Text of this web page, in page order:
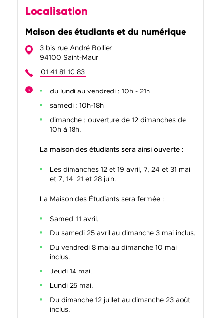
Localisation
Maison des étudiants et du numérique
3 bis rue André Bollier
94100 Saint-Maur
01 41 81 10 83
du lundi au vendredi : 10h - 21h
samedi : 10h-18h
dimanche : ouverture de 12 dimanches de
10h à 18h.
La maison des étudiants sera ainsi ouverte :
Les dimanches 12 et 19 avril, 7, 24 et 31 mai
et 7, 14, 21 et 28 juin.
La Maison des Étudiants sera fermée :
Samedi 11 avril.
Du samedi 25 avril au dimanche 3 mai inclus.
Du vendredi 8 mai au dimanche 10 mai
inclus.
Jeudi 14 mai.
Lundi 25 mai.
Du dimanche 12 juillet au dimanche 23 août
inclus.